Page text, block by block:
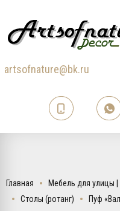
artsofnature@bk.ru
Главная
Мебель для улицы |
Столы (ротанг)
Пуф